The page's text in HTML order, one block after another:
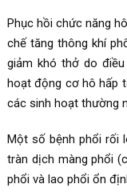
Phục hồi chức năng
chế tăng thông khí
giảm khó thở do
hoạt động cơ hô hấp
các sinh hoạt thường
Một số bệnh phổi rối
tràn dịch màng phổi
phổi và lao phổi ổn